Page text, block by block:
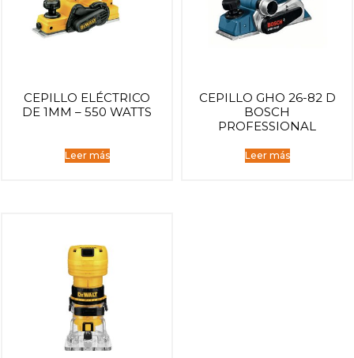
CEPILLO ELÉCTRICO
DE 1MM – 550 WATTS
Leer más
CEPILLO GHO 26-82 D
BOSCH
PROFESSIONAL
Leer más